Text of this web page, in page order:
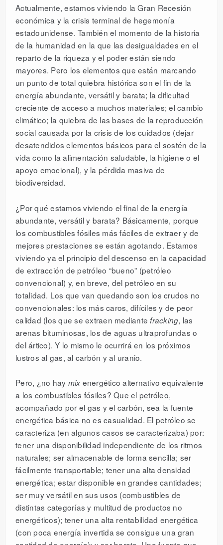
Actualmente, estamos viviendo la Gran Recesión
económica y la crisis terminal de hegemonía
estadounidense. También el momento de la historia
de la humanidad en la que las desigualdades en el
reparto de la riqueza y el poder están siendo
mayores. Pero los elementos que están marcando
un punto de total quiebra histórica son el fin de la
energía abundante, versátil y barata; la dificultad
creciente de acceso a muchos materiales; el cambio
climático; la quiebra de las bases de la reproducción
social causada por la crisis de los cuidados (dejar
desatendidos elementos básicos para el sostén de la
vida como la alimentación saludable, la higiene o el
apoyo emocional), y la pérdida masiva de
biodiversidad.
¿Por qué estamos viviendo el final de la energía
abundante, versátil y barata? Básicamente, porque
los combustibles fósiles más fáciles de extraer y de
mejores prestaciones se están agotando. Estamos
viviendo ya el principio del descenso en la capacidad
de extracción de petróleo “bueno” (petróleo
convencional) y, en breve, del petróleo en su
totalidad. Los que van quedando son los crudos no
convencionales: los más caros, difíciles y de peor
calidad (los que se extraen mediante fracking, las
arenas bituminosas, los de aguas ultraprofundas o
del ártico). Y lo mismo le ocurrirá en los próximos
lustros al gas, al carbón y al uranio.
Pero, ¿no hay mix energético alternativo equivalente
a los combustibles fósiles? Que el petróleo,
acompañado por el gas y el carbón, sea la fuente
energética básica no es casualidad. El petróleo se
caracteriza (en algunos casos se caracterizaba) por:
tener una disponibilidad independiente de los ritmos
naturales; ser almacenable de forma sencilla; ser
fácilmente transportable; tener una alta densidad
energética; estar disponible en grandes cantidades;
ser muy versátil en sus usos (combustibles de
distintas categorías y multitud de productos no
energéticos); tener una alta rentabilidad energética
(con poca energía invertida se consigue una gran